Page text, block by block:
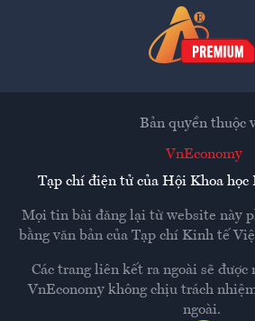
Bản quyền thuộc
VnEconomy
Tạp chí điện tử của Hội Khoa
Mọi tin bài đăng lại từ website này
bằng văn bản của Tạp chí Kinh tế
Các trang liên kết ra ngoài sẽ được
VnEconomy không chịu trách
ngoài.